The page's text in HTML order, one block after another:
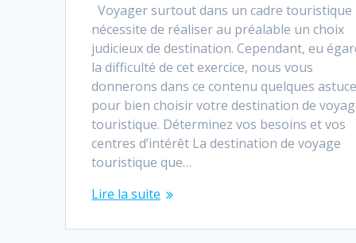
Voyager surtout dans un cadre touristique
nécessite de réaliser au préalable un choix
judicieux de destination. Cependant, eu
la difficulté de cet exercice, nous vous
donnerons dans ce contenu quelques
pour bien choisir votre destination de
touristique. Déterminez vos besoins et vos
centres d’intérêt La destination de voyage
touristique que…
Lire la suite